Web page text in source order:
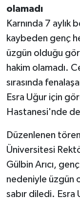
olamadı
Karnında 7 aylık
kaybeden genç
üzgün olduğu
hakim olamadı.
sırasında
Esra Uğur için
Hastanesi'nde
Düzenlenen
Üniversitesi
Gülbin Arıcı,
nedeniyle üzgün
sabır diledi. Esra